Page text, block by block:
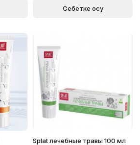
Себетке қосу
Splat лечебные травы 100 мл